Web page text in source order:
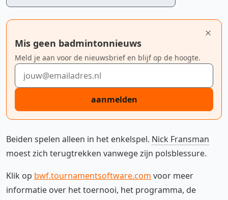
Mis geen badmintonnieuws
Meld je aan voor de nieuwsbrief en blijf op de hoogte.
E-mailadres
aanmelden
Beiden spelen alleen in het enkelspel. Nick Fransman
moest zich terugtrekken vanwege zijn polsblessure.
Klik op bwf.tournamentsoftware.com voor meer
informatie over het toernooi, het programma, de